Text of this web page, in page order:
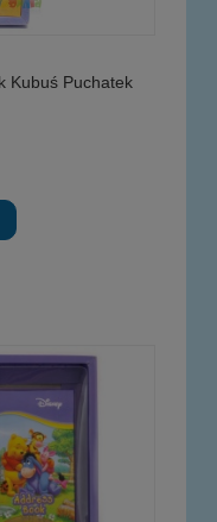
Kubuś Puchatek